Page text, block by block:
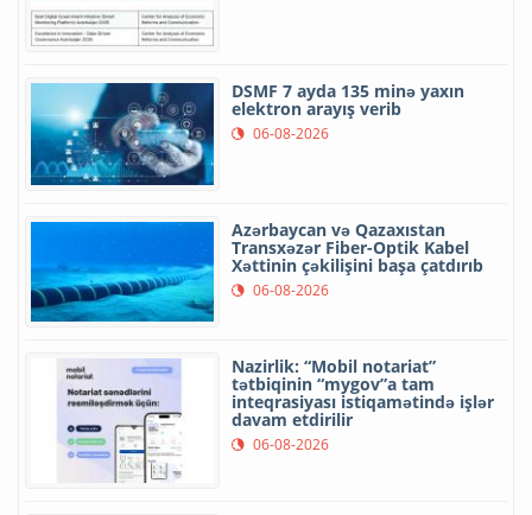
DSMF 7 ayda 135 minə yaxın
elektron arayış verib
06-08-2026
Azərbaycan və Qazaxıstan
Transxəzər Fiber-Optik Kabel
Xəttinin çəkilişini başa çatdırıb
06-08-2026
Nazirlik: “Mobil notariat”
tətbiqinin “mygov”a tam
inteqrasiyası istiqamətində işlər
davam etdirilir
06-08-2026